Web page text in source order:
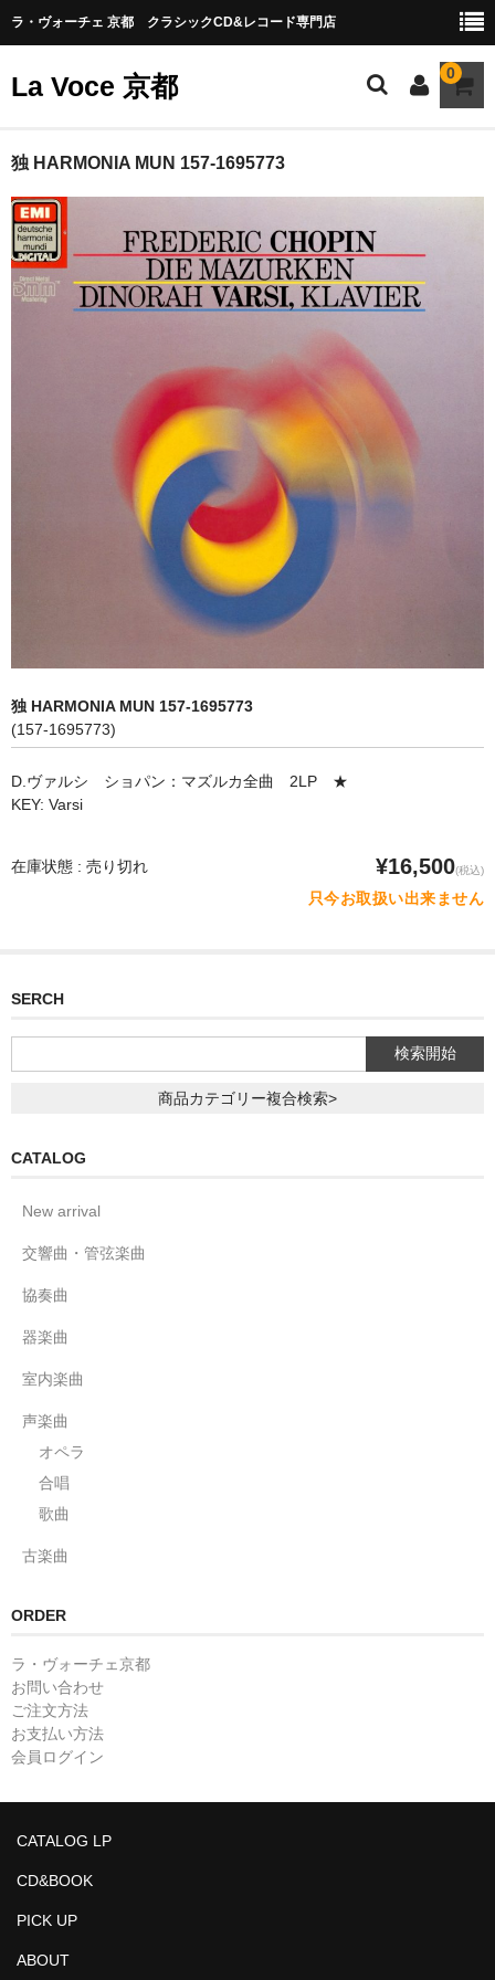
ラ・ヴォーチェ 京都 クラシックCD&レコード専門店
La Voce 京都 0
CATALOG LP
New arrival
交響曲・管弦楽曲
協奏曲
CD&BOOK
PICK UP
ORDER
NEWS
独 HARMONIA MUN 157-1695773
独 HARMONIA MUN 157-1695773
(157-1695773)
D.ヴァルシ ショパン：マズルカ全曲 2LP ★
KEY: Varsi
在庫状態 : 売り切れ ¥16,500(税込)
只今お取扱い出来ません
SERCH
商品カテゴリー複合検索>
CATALOG
New arrival
交響曲・管弦楽曲
協奏曲
器楽曲
室内楽曲
声楽曲
オペラ
合唱
歌曲
古楽曲
ORDER
ラ・ヴォーチェ京都
お問い合わせ
ご注文方法
お支払い方法
会員ログイン
CATALOG LP
CD&BOOK
PICK UP
ABOUT